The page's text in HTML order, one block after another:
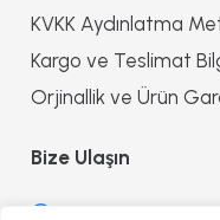
KVKK Aydınlatma
Kargo ve Teslimat
Orjinallik ve Ürün
Bize Ulaşın